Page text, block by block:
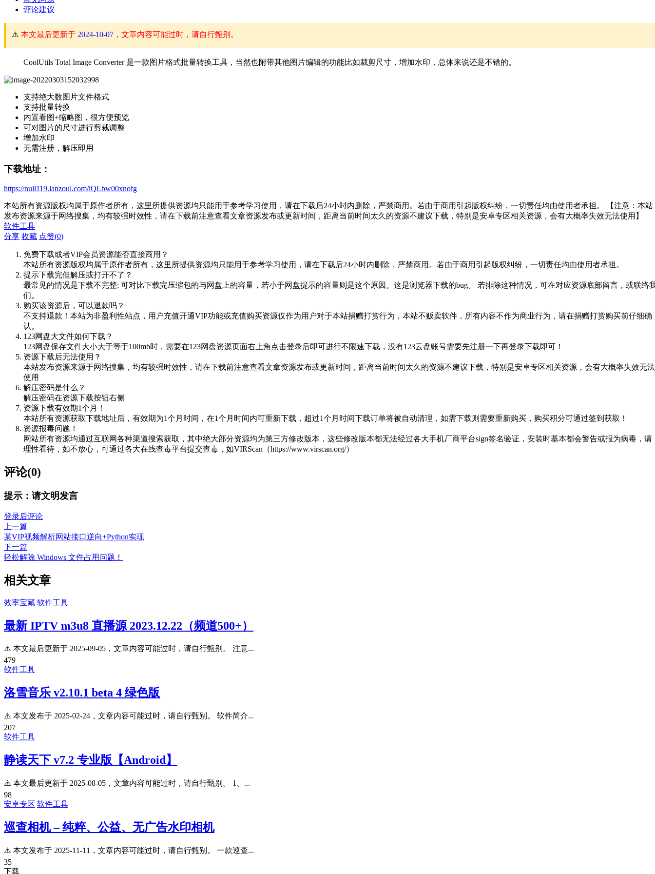
评论建议
⚠️ 本文最后更新于 2024-10-07 ，文章内容可能过时，请自行甄别。
CoolUtils Total Image Converter 是一款图片格式批量转换工具，当然也附带其他图片编辑的功能比如裁剪尺寸，增加水印，总体来说还是不错的。
支持绝大数图片文件格式
支持批量转换
内置看图+缩略图，很方便预览
可对图片的尺寸进行剪裁调整
增加水印
无需注册，解压即用
下载地址：
https://null119.lanzoul.com/iQLbw00xnofg
本站所有资源版权均属于原作者所有，这里所提供资源均只能用于参考学习使用，请在下载后24小时内删除，严禁商用。若由于商用引起版权纠纷，一切责任均由使用者承担。 【注意：本站
发布资源来源于网络搜集，均有较强时效性，请在下载前注意查看文章资源发布或更新时间，距离当前时间太久的资源不建议下载，特别是安卓专区相关资源，会有大概率失效无法使用】
软件工具
分享 收藏 点赞(0)
免费下载或者VIP会员资源能否直接商用？
本站所有资源版权均属于原作者所有，这里所提供资源均只能用于参考学习使用，请在下载后24小时内删除，严禁商用。若由于商用引起版权纠纷，一切责任均由使用者承担。
提示下载完但解压或打开不了？
最常见的情况是下载不完整: 可对比下载完压缩包的与网盘上的容量，若小于网盘提示的容量则是这个原因。这是浏览器下载的bug。 若排除这种情况，可在对应资源底部留言，或联络
们。
购买该资源后，可以退款吗？
不支持退款！本站为非盈利性站点，用户充值开通VIP功能或充值购买资源仅作为用户对于本站捐赠打赏行为，本站不贩卖软件，所有内容不作为商业行为，请在捐赠打赏购买前仔细确
认。
123网盘大文件如何下载？
123网盘保存文件大小大于等于100mb时，需要在123网盘资源页面右上角点击登录后即可进行不限速下载，没有123云盘账号需要先注册一下再登录下载即可！
资源下载后无法使用？
本站发布资源来源于网络搜集，均有较强时效性，请在下载前注意查看文章资源发布或更新时间，距离当前时间太久的资源不建议下载，特别是安卓专区相关资源，会有大概率失效无法
使用
解压密码是什么？
解压密码在资源下载按钮右侧
资源下载有效期1个月！
本站所有资源获取下载地址后，有效期为1个月时间，在1个月时间内可重新下载，超过1个月时间下载订单将被自动清理，如需下载则需要重新购买，购买积分可通过签到获取！
资源报毒问题！
网站所有资源均通过互联网各种渠道搜索获取，其中绝大部分资源均为第三方修改版本，这些修改版本都无法经过各大手机厂商平台sign签名验证，安装时基本都会警告或报为病毒，请
理性看待，如不放心，可通过各大在线查毒平台提交查毒，如VIRScan（https://www.virscan.org/）
评论(0)
提示：请文明发言
登录后评论
上一篇
某VIP视频解析网站接口逆向+Python实现
下一篇
轻松解除 Windows 文件占用问题！
相关文章
效率宝藏 软件工具
最新 IPTV m3u8 直播源 2023.12.22（频道500+）
⚠️ 本文最后更新于 2025-09-05，文章内容可能过时，请自行甄别。 注意...
479
软件工具
洛雪音乐 v2.10.1 beta 4 绿色版
⚠️ 本文发布于 2025-02-24，文章内容可能过时，请自行甄别。 软件简介...
207
软件工具
静读天下 v7.2 专业版【Android】
⚠️ 本文最后更新于 2025-08-05，文章内容可能过时，请自行甄别。 1、...
98
安卓专区 软件工具
巡查相机 – 纯粹、公益、无广告水印相机
⚠️ 本文发布于 2025-11-11，文章内容可能过时，请自行甄别。 一款巡查...
35
下载